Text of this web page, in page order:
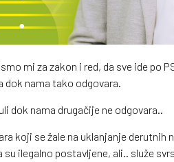
mi za zakon i red, da sve ide po
dok nama tako odgovara.
dok nama drugačije ne odgovara..
koji se žale na uklanjanje derutnih
su ilegalno postavljene, ali.. služe